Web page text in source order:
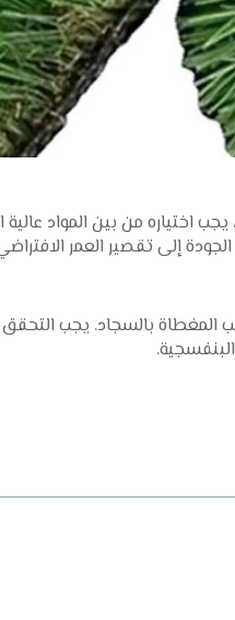
اختياره من بين المواد عالية
إلى تقصير العمر
يتراوح ارتفاع أليافه بين 50 مم و 60 مم في الملاعب المغطاة